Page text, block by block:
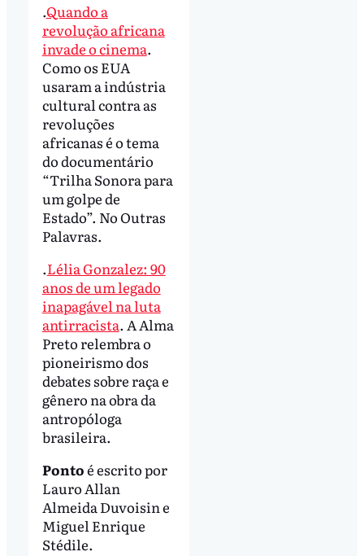
.Quando a
revolução africana
invade o cinema.
Como os EUA
usaram a indústria
cultural contra as
revoluções
africanas é o tema
do documentário
“Trilha Sonora para
um golpe de
Estado”. No Outras
Palavras.
.Lélia Gonzalez: 90
anos de um legado
inapagável na luta
antirracista. A Alma
Preto relembra o
pioneirismo dos
debates sobre raça e
gênero na obra da
antropóloga
brasileira.
Pontoé escrito por
Lauro Allan
Almeida Duvoisin e
Miguel Enrique
Stédile.